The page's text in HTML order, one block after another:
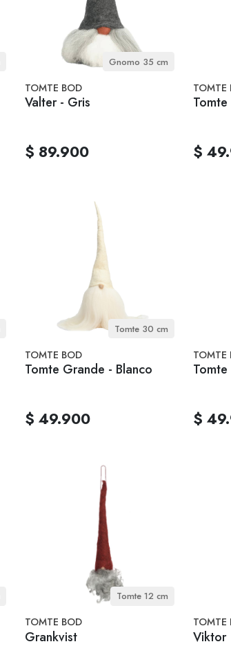
Gnomo 35 cm
TOMTE BOD
Valter - Gris
$ 89.900
TOMTE
$
Tomte 30 cm
TOMTE BOD
Tomte Grande - Blanco
$ 49.900
TOMTE
$
Tomte 12 cm
TOMTE BOD
Grankvist
TOMTE
Viktor